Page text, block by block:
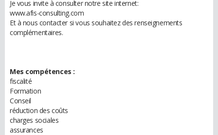
Je vous invite à consulter notre site internet:
www.afis-consulting.com
Et à nous contacter si vous souhaitez des renseignements
complémentaires.
Mes compétences :
fiscalité
Formation
Conseil
réduction des coûts
charges sociales
assurances